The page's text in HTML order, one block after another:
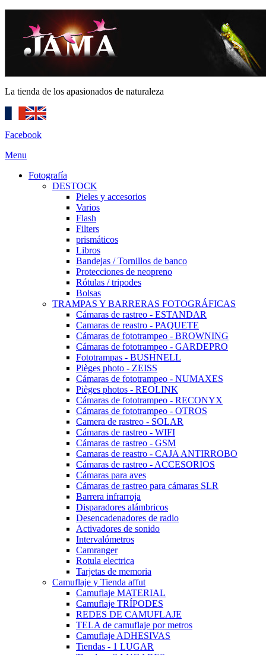
La tienda de los apasionados de naturaleza
Facebook
Menu
Fotografía
DESTOCK
Pieles y accesorios
Varios
Flash
Filters
prismáticos
Libros
Bandejas / Tornillos de banco
Protecciones de neopreno
Rótulas / tripodes
Bolsas
TRAMPAS Y BARRERAS FOTOGRÁFICAS
Cámaras de rastreo - ESTANDAR
Camaras de reastro - PAQUETE
Cámaras de fototrampeo - BROWNING
Cámaras de fototrampeo - GARDEPRO
Fototrampas - BUSHNELL
Pièges photo - ZEISS
Cámaras de fototrampeo - NUMAXES
Pièges photos - REOLINK
Cámaras de fototrampeo - RECONYX
Cámaras de fototrampeo - OTROS
Camera de rastreo - SOLAR
Cámaras de rastreo - WIFI
Cámaras de rastreo - GSM
Camaras de reastro - CAJA ANTIRROBO
Cámaras de rastreo - ACCESORIOS
Cámaras para aves
Cámaras de rastreo para cámaras SLR
Barrera infrarroja
Disparadores alámbricos
Desencadenadores de radio
Activadores de sonido
Intervalómetros
Camranger
Rotula electrica
Tarjetas de memoria
Camuflaje y Tienda affut
Camuflaje MATERIAL
Camuflaje TRÍPODES
REDES DE CAMUFLAJE
TELA de camuflaje por metros
Camuflaje ADHESIVAS
Tiendas - 1 LUGAR